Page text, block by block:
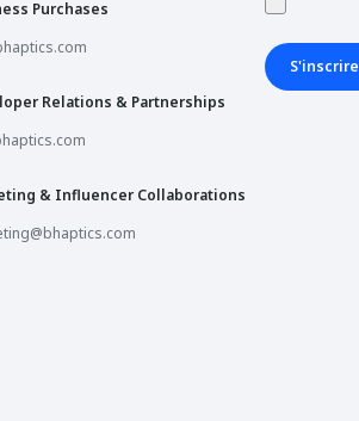
Purchases
Relations & Partnerships
& Influencer Collaborations
S'inscrire